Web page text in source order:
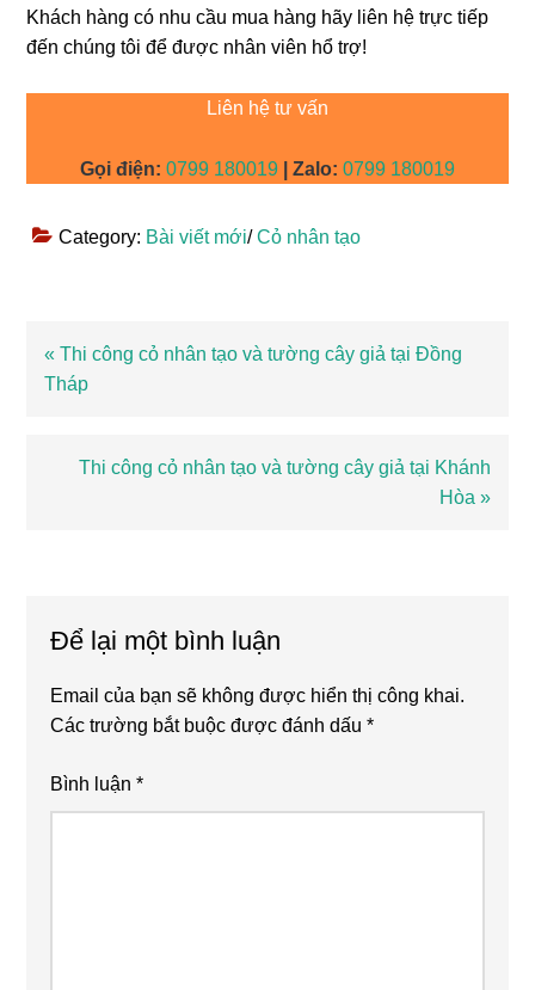
Khách hàng có nhu cầu mua hàng hãy liên hệ trực tiếp
đến chúng tôi để được nhân viên hổ trợ!
Liên hệ tư vấn
Gọi điện: 0799 180019 | Zalo: 0799 180019
Category: Bài viết mới/Cỏ nhân tạo
Bài
viết
« Thi công cỏ nhân tạo và tường cây giả tại Đồng
Tháp
Bài
Thi công cỏ nhân tạo và tường cây giả tại Khánh
Hòa »
Để lại một bình luận
Email của bạn sẽ không được hiển thị công khai.
Các trường bắt buộc được đánh dấu*
Bình luận*